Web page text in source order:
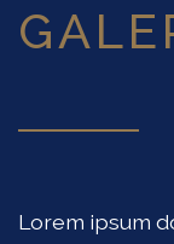
Lorem ipsum